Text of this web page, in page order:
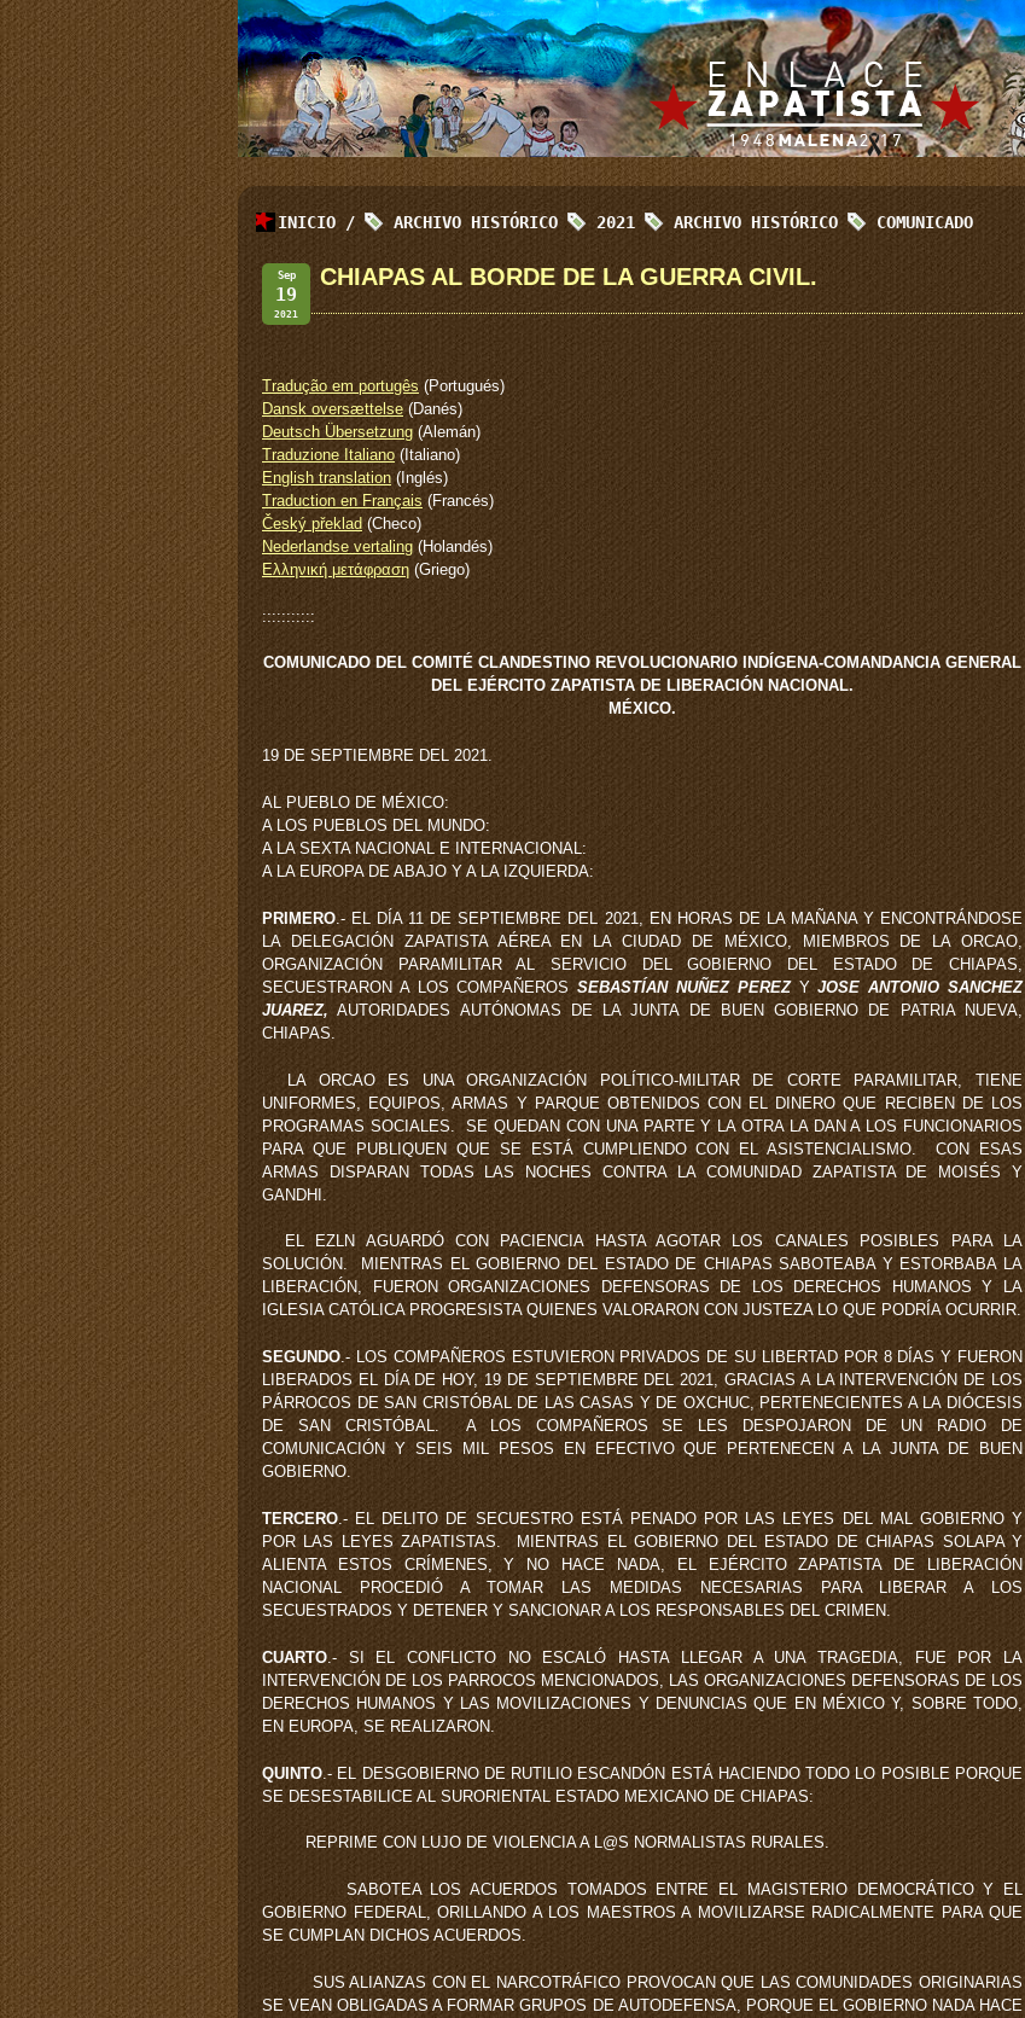
INICIO / ARCHIVO HISTÓRICO 2021 ARCHIVO HISTÓRICO COMUNICADO
Sep
19
2021
CHIAPAS AL BORDE DE LA GUERRA CIVIL.
Tradução em portugês (Portugués)
Dansk oversættelse (Danés)
Deutsch Übersetzung (Alemán)
Traduzione Italiano (Italiano)
English translation (Inglés)
Traduction en Français (Francés)
Český překlad (Checo)
Nederlandse vertaling (Holandés)
Ελληνική μετάφραση (Griego)
:::::::::::
COMUNICADO DEL COMITÉ CLANDESTINO REVOLUCIONARIO INDÍGENA-COMANDANCIA GENERAL
DEL EJÉRCITO ZAPATISTA DE LIBERACIÓN NACIONAL.
MÉXICO.
19 DE SEPTIEMBRE DEL 2021.
AL PUEBLO DE MÉXICO:
A LOS PUEBLOS DEL MUNDO:
A LA SEXTA NACIONAL E INTERNACIONAL:
A LA EUROPA DE ABAJO Y A LA IZQUIERDA:
PRIMERO.- EL DÍA 11 DE SEPTIEMBRE DEL 2021, EN HORAS DE LA MAÑANA Y ENCONTRÁNDOSE
LA DELEGACIÓN ZAPATISTA AÉREA EN LA CIUDAD DE MÉXICO, MIEMBROS DE LA ORCAO,
ORGANIZACIÓN PARAMILITAR AL SERVICIO DEL GOBIERNO DEL ESTADO DE CHIAPAS,
SECUESTRARON A LOS COMPAÑEROSSEBASTÍAN NUÑEZ PEREZYJOSE ANTONIO SANCHEZ
JUAREZ, AUTORIDADES AUTÓNOMAS DE LA JUNTA DE BUEN GOBIERNO DE PATRIA NUEVA,
CHIAPAS.
LA ORCAO ES UNA ORGANIZACIÓN POLÍTICO-MILITAR DE CORTE PARAMILITAR, TIENE
UNIFORMES, EQUIPOS, ARMAS Y PARQUE OBTENIDOS CON EL DINERO QUE RECIBEN DE LOS
PROGRAMAS SOCIALES. SE QUEDAN CON UNA PARTE Y LA OTRA LA DAN A LOS FUNCIONARIOS
PARA QUE PUBLIQUEN QUE SE ESTÁ CUMPLIENDO CON EL ASISTENCIALISMO. CON ESAS
ARMAS DISPARAN TODAS LAS NOCHES CONTRA LA COMUNIDAD ZAPATISTA DE MOISÉS Y
GANDHI.
EL EZLN AGUARDÓ CON PACIENCIA HASTA AGOTAR LOS CANALES POSIBLES PARA LA
SOLUCIÓN. MIENTRAS EL GOBIERNO DEL ESTADO DE CHIAPAS SABOTEABA Y ESTORBABA LA
LIBERACIÓN, FUERON ORGANIZACIONES DEFENSORAS DE LOS DERECHOS HUMANOS Y LA
IGLESIA CATÓLICA PROGRESISTA QUIENES VALORARON CON JUSTEZA LO QUE PODRÍA OCURRIR.
SEGUNDO.- LOS COMPAÑEROS ESTUVIERON PRIVADOS DE SU LIBERTAD POR 8 DÍAS Y FUERON
LIBERADOS EL DÍA DE HOY, 19 DE SEPTIEMBRE DEL 2021, GRACIAS A LA INTERVENCIÓN DE LOS
PÁRROCOS DE SAN CRISTÓBAL DE LAS CASAS Y DE OXCHUC, PERTENECIENTES A LA DIÓCESIS
DE SAN CRISTÓBAL. A LOS COMPAÑEROS SE LES DESPOJARON DE UN RADIO DE
COMUNICACIÓN Y SEIS MIL PESOS EN EFECTIVO QUE PERTENECEN A LA JUNTA DE BUEN
GOBIERNO.
TERCERO.- EL DELITO DE SECUESTRO ESTÁ PENADO POR LAS LEYES DEL MAL GOBIERNO Y
POR LAS LEYES ZAPATISTAS. MIENTRAS EL GOBIERNO DEL ESTADO DE CHIAPAS SOLAPA Y
ALIENTA ESTOS CRÍMENES, Y NO HACE NADA, EL EJÉRCITO ZAPATISTA DE LIBERACIÓN
NACIONAL PROCEDIÓ A TOMAR LAS MEDIDAS NECESARIAS PARA LIBERAR A LOS
SECUESTRADOS Y DETENER Y SANCIONAR A LOS RESPONSABLES DEL CRIMEN.
CUARTO .- SI EL CONFLICTO NO ESCALÓ HASTA LLEGAR A UNA TRAGEDIA, FUE POR LA
INTERVENCIÓN DE LOS PARROCOS MENCIONADOS, LAS ORGANIZACIONES DEFENSORAS DE LOS
DERECHOS HUMANOS Y LAS MOVILIZACIONES Y DENUNCIAS QUE EN MÉXICO Y, SOBRE TODO,
EN EUROPA, SE REALIZARON.
QUINTO.- EL DESGOBIERNO DE RUTILIO ESCANDÓN ESTÁ HACIENDO TODO LO POSIBLE PORQUE
SE DESESTABILICE AL SURORIENTAL ESTADO MEXICANO DE CHIAPAS:
REPRIME CON LUJO DE VIOLENCIA A L@S NORMALISTAS RURALES.
SABOTEA LOS ACUERDOS TOMADOS ENTRE EL MAGISTERIO DEMOCRÁTICO Y EL
GOBIERNO FEDERAL, ORILLANDO A LOS MAESTROS A MOVILIZARSE RADICALMENTE PARA QUE
SE CUMPLAN DICHOS ACUERDOS.
SUS ALIANZAS CON EL NARCOTRÁFICO PROVOCAN QUE LAS COMUNIDADES ORIGINARIAS
SE VEAN OBLIGADAS A FORMAR GRUPOS DE AUTODEFENSA, PORQUE EL GOBIERNO NADA HACE